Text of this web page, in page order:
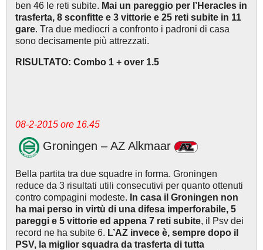
ben 46 le reti subite. Mai un pareggio per l’Heracles in
trasferta, 8 sconfitte e 3 vittorie e 25 reti subite in 11
gare. Tra due mediocri a confronto i padroni di casa
sono decisamente più attrezzati.
RISULTATO: Combo 1 + over 1.5
08-2-2015 ore 16.45
Groningen – AZ Alkmaar
Bella partita tra due squadre in forma. Groningen
reduce da 3 risultati utili consecutivi per quanto ottenuti
contro compagini modeste. In casa il Groningen non
ha mai perso in virtù di una difesa imperforabile, 5
pareggi e 5 vittorie ed appena 7 reti subite, il Psv dei
record ne ha subite 6. L’AZ invece è, sempre dopo il
PSV, la miglior squadra da trasferta di tutta